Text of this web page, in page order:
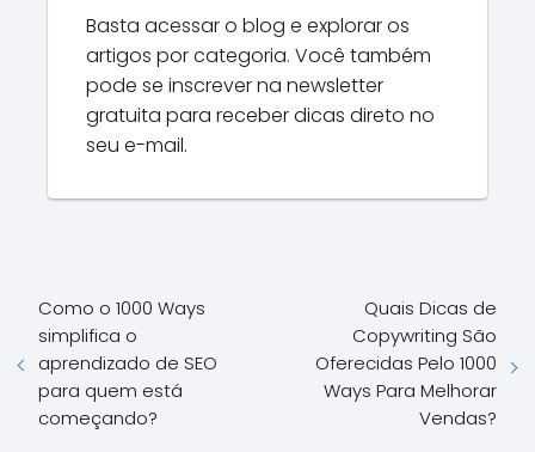
Basta acessar o blog e explorar os
artigos por categoria. Você também
pode se inscrever na newsletter
gratuita para receber dicas direto no
seu e-mail.
Como o 1000 Ways
simplifica o
aprendizado de SEO
para quem está
começando?
Quais Dicas de
Copywriting São
Oferecidas Pelo 1000
Ways Para Melhorar
Vendas?